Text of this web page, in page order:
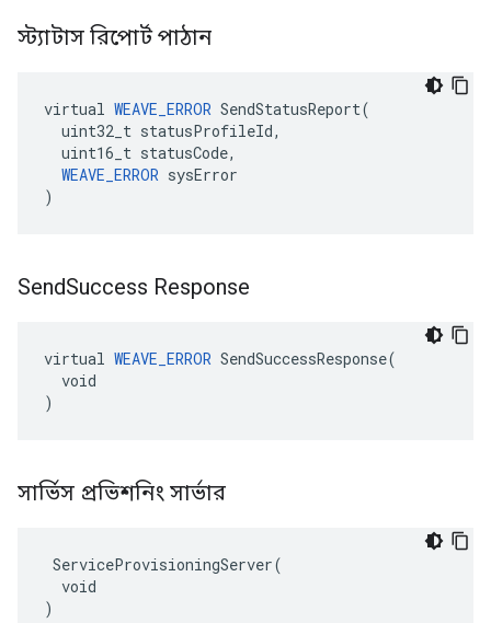
স্ট্যাটাস রিপোর্ট পাঠান
virtual WEAVE_ERROR SendStatusReport(
  uint32_t statusProfileId,
  uint16_t statusCode,
WEAVE_ERROR sysError
)
SendSuccess Response
virtual WEAVE_ERROR SendSuccessResponse(
  void
)
সার্ভিস প্রভিশনিং সার্ভার
ServiceProvisioningServer(
  void
)